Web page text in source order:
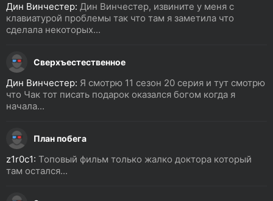
Дин Винчестер: Дин Винчестер, извините у меня с
клавиатурой проблемы так что там я заметила что
сделала некоторых...
Сверхъестественное
Дин Винчестер: Я смотрю 11 сезон 20 серия и тут смотрю
что Чак тот писать подарок оказался богом когда я
начала...
План побега
z1r0c1: Топовый фильм только жалко доктора который
там остался...